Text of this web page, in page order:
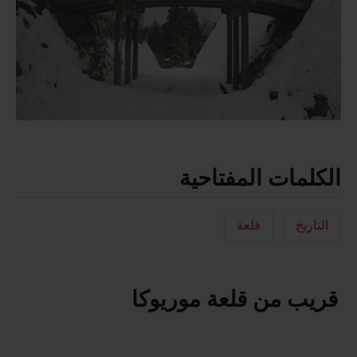
الكلمات المفتاحية
التاريخ قلعة
قريب من قلعة موريوكا